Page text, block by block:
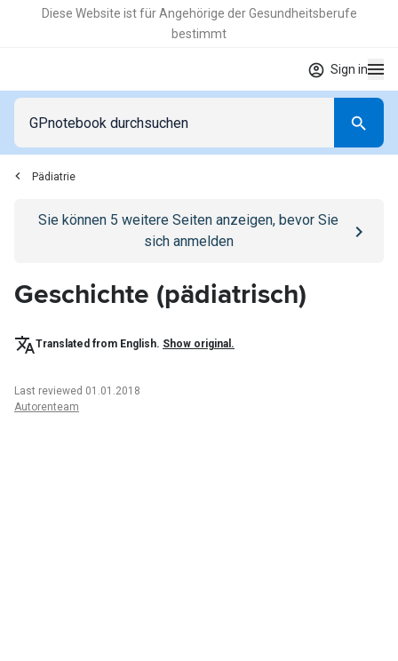
Diese Website ist für Angehörige der Gesundheitsberufe
bestimmt
Sign in
Pädiatrie
Go to/anmeldenpage
Sie können 5 weitere Seiten anzeigen, bevor Sie
sich anmelden
Geschichte (pädiatrisch)
Translated from English. Show original.
Last reviewed 01.01.2018
Autorenteam